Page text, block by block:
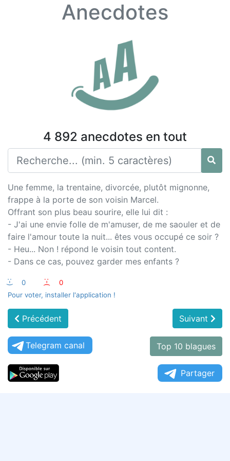
Anecdotes
4 892 anecdotes en tout
Une femme, la trentaine, divorcée, plutôt mignonne,
frappe à la porte de son voisin Marcel.
Offrant son plus beau sourire, elle lui dit :
- J'ai une envie folle de m'amuser, de me saouler et de
faire l'amour toute la nuit... êtes vous occupé ce soir ?
- Heu... Non ! répond le voisin tout content.
- Dans ce cas, pouvez garder mes enfants ?
:-) 0 :-(
0
Pour voter, installer l'application !
Précédent Suivant
Telegram canal Top 10 blagues
Partager